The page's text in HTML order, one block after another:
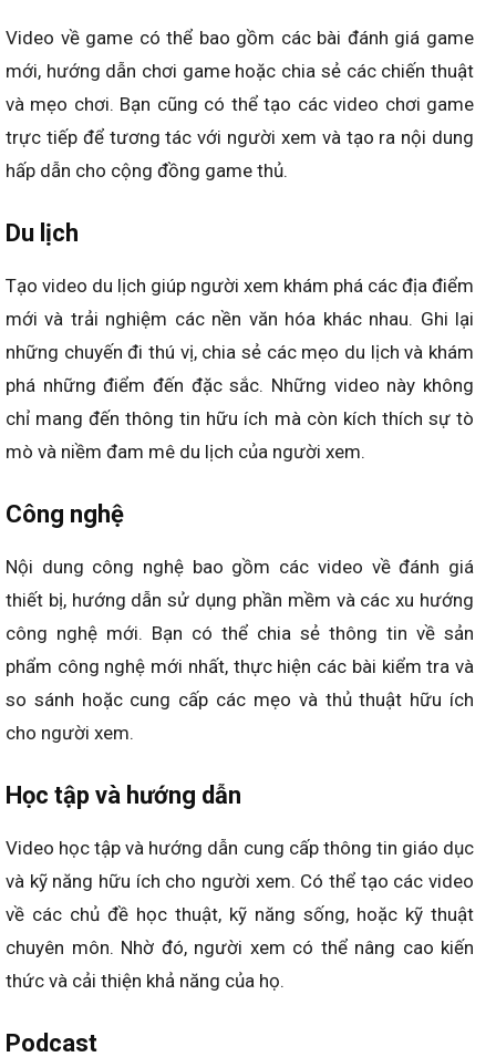
Video về game có thể bao gồm các bài đánh giá game
mới, hướng dẫn chơi game hoặc chia sẻ các chiến thuật
và mẹo chơi. Bạn cũng có thể tạo các video chơi game
trực tiếp để tương tác với người xem và tạo ra nội dung
hấp dẫn cho cộng đồng game thủ.
Du lịch
Tạo video du lịch giúp người xem khám phá các địa điểm
mới và trải nghiệm các nền văn hóa khác nhau. Ghi lại
những chuyến đi thú vị, chia sẻ các mẹo du lịch và khám
phá những điểm đến đặc sắc. Những video này không
chỉ mang đến thông tin hữu ích mà còn kích thích sự tò
mò và niềm đam mê du lịch của người xem.
Công nghệ
Nội dung công nghệ bao gồm các video về đánh giá
thiết bị, hướng dẫn sử dụng phần mềm và các xu hướng
công nghệ mới. Bạn có thể chia sẻ thông tin về sản
phẩm công nghệ mới nhất, thực hiện các bài kiểm tra và
so sánh hoặc cung cấp các mẹo và thủ thuật hữu ích
cho người xem.
Học tập và hướng dẫn
Video học tập và hướng dẫn cung cấp thông tin giáo dục
và kỹ năng hữu ích cho người xem. Có thể tạo các video
về các chủ đề học thuật, kỹ năng sống, hoặc kỹ thuật
chuyên môn. Nhờ đó, người xem có thể nâng cao kiến
thức và cải thiện khả năng của họ.
Podcast